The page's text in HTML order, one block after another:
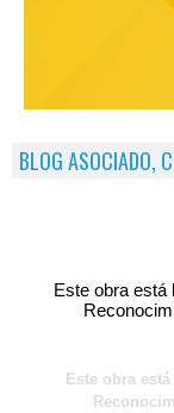
BLOG ASOCIADO,
Este obra está
Este obra